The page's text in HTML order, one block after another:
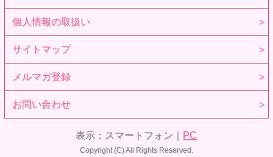
個人情報の取扱い
サイトマップ
メルマガ登録
お問い合わせ
表示：スマートフォン｜ PC
Copyright (C) All Rights Reserved.